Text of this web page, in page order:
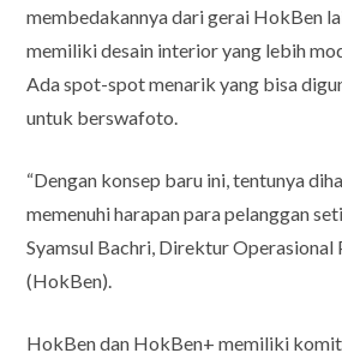
membedakannya dari gerai HokBen
memiliki desain interior yang lebih
Ada spot-spot menarik yang bisa
untuk berswafoto.
“Dengan konsep baru ini, tentunya
memenuhi harapan para pelanggan
Syamsul Bachri, Direktur Operasional
(HokBen).
HokBen dan HokBen+ memiliki